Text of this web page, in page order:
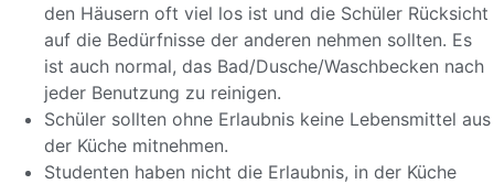
den Häusern oft viel los ist und die Schüler Rücksicht
auf die Bedürfnisse der anderen nehmen sollten. Es
ist auch normal, das Bad/Dusche/Waschbecken nach
jeder Benutzung zu reinigen.
Schüler sollten ohne Erlaubnis keine Lebensmittel aus
der Küche mitnehmen.
Studenten haben nicht die Erlaubnis, in der Küche